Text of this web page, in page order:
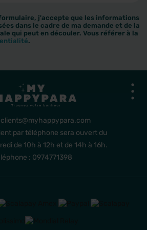
j'accepte que les informations
dans le cadre de ma demande et de la
qui peut en découler. Vous référer à la
.
par téléphone sera ouvert du
de 10h à 12h et de 14h à 16h.
: 0974771398